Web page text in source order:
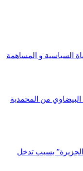
السياسية و المساهمة
البيضاوي من المحمدية
بسبب تدخل